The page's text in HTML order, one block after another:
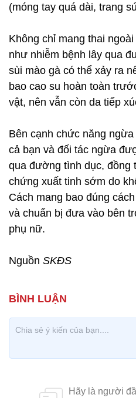
(móng tay quá dài, trang
Không chỉ mang thai
như nhiễm bệnh lây qua
sùi mào gà có thể xảy ra
bao cao su hoàn toàn
vật, nên vẫn còn da tiếp
Bên cạnh chức năng
cả bạn và đối tác ngừa
qua đường tình dục, đồng
chứng xuất tinh sớm do
Cách mang bao đúng
và chuẩn bị đưa vào bên
phụ nữ.
Nguồn SKĐS